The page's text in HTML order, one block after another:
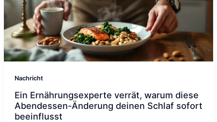
Nachricht
Ein Ernährungsexperte verrät, warum diese
Abendessen-Änderung deinen Schlaf sofort
beeinflusst